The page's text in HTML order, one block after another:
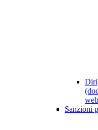
Sanzioni